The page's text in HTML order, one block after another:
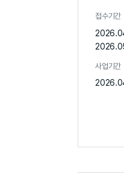
접수기간
사업기간